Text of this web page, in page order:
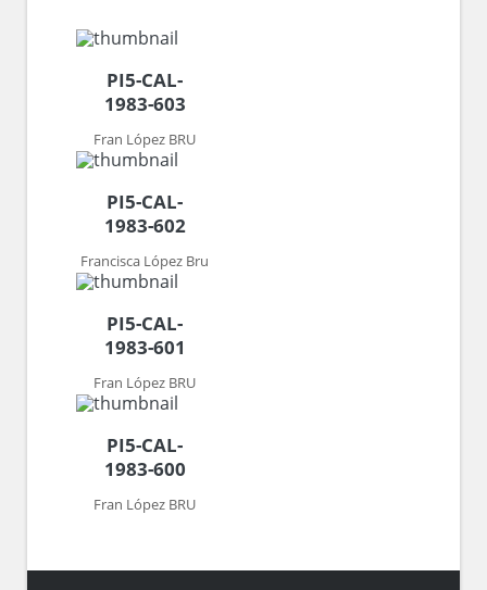
PI5-CAL-
1983-603
Fran López BRU
PI5-CAL-
1983-602
Francisca López Bru
PI5-CAL-
1983-601
Fran López BRU
PI5-CAL-
1983-600
Fran López BRU